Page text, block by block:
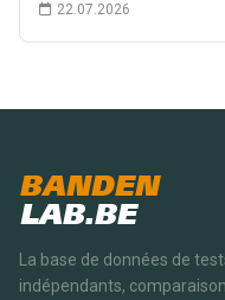
22.07.2026
BANDEN
LAB.BE
La base de données de
indépendants,